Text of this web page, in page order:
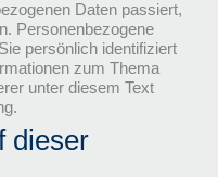
Daten passiert,
Personenbezogene
persönlich identifiziert
zum Thema
unter diesem Text
dieser